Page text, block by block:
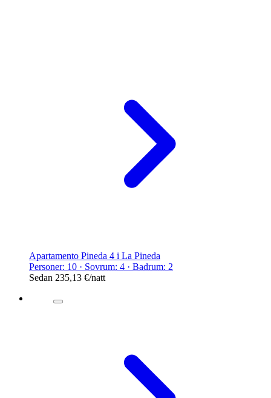
Apartamento Pineda 4 i La Pineda
Personer: 10 · Sovrum: 4 · Badrum: 2
Sedan 235,13 €/natt